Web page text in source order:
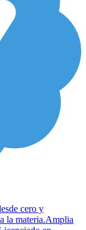
cero y
la materia.Amplia